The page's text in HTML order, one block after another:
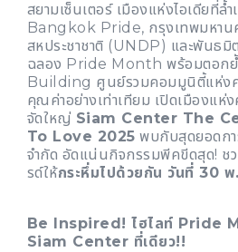
สยามเซ็นเตอร์ เมืองแห่งไอเดียที่ล้
Bangkok Pride, กรุงเทพมหาน
สหประชาชาติ (UNDP) และพันธมิ
ฉลอง Pride Month พร้อมตอกย้
Building ศูนย์รวมคอมมูนิตี้แห่งค
คุณค่าอย่างเท่าเทียม เปิดเมืองแห่ง
จัดใหญ่ Siam Center The
To Love 2025 พบกับสุดยอดกา
จำกัด อัดแน่นกิจกรรมพีคขีดสุด! ช
รด์ให้กระหึ่มไปด้วยกัน วันที่ 30
Be Inspired! ไฮไลท์ Pride
Siam Center ที่เดียว!!